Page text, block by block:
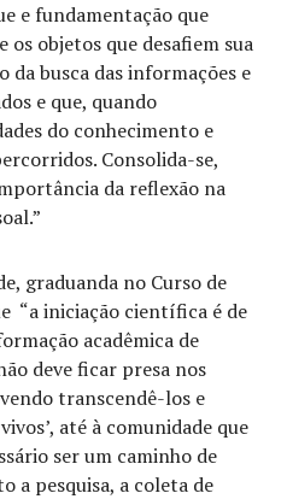
e fundamentação que
os objetos que desafiem sua
da busca das informações e
e que, quando
do conhecimento e
Consolida-se,
da reflexão na
graduanda no Curso de
“a iniciação científica é de
acadêmica de
deve ficar presa nos
transcendê-los e
até à comunidade que
ser um caminho de
a pesquisa, a coleta de